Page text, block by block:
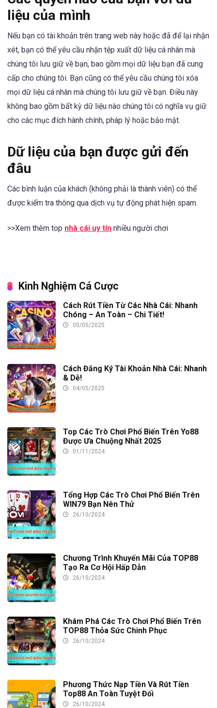
liệu của mình
Nếu bạn có tài khoản trên trang web này hoặc đã để lại nhận
xét, bạn có thể yêu cầu nhận tệp xuất dữ liệu cá nhân mà
chúng tôi lưu giữ về bạn, bao gồm mọi dữ liệu bạn đã cung
cấp cho chúng tôi. Bạn cũng có thể yêu cầu chúng tôi xóa
mọi dữ liệu cá nhân mà chúng tôi lưu giữ về bạn. Điều này
không bao gồm bất kỳ dữ liệu nào chúng tôi có nghĩa vụ giữ
cho các mục đích hành chính, pháp lý hoặc bảo mật.
Dữ liệu của bạn được gửi đến
đâu
Các bình luận của khách (không phải là thành viên) có thể
được kiểm tra thông qua dịch vụ tự động phát hiện spam.
>>Xem thêm top nhà cái uy tín nhiều người chơi
Kinh Nghiệm Cá Cược
Cách Rút Tiền Từ Các Nhà Cái: Nhanh
Chóng – An Toàn – Chi Tiết!
05/05/2025
Cách Đăng Ký Tài Khoản Nhà Cái: Nhanh
& Dễ!
04/05/2025
Top Các Trò Chơi Phổ Biến Trên Yo88
Được Ưa Chuộng Nhất 2025
01/11/2024
Tổng Hợp Các Trò Chơi Phổ Biến Trên
WIN79 Bạn Nên Thử
26/10/2024
Chương Trình Khuyến Mãi Của TOP88
Tạo Ra Cơ Hội Hấp Dẫn
26/10/2024
Khám Phá Các Trò Chơi Phổ Biến Trên
TOP88 Thỏa Sức Chinh Phục
26/10/2024
Phương Thức Nạp Tiền Và Rút Tiền
Top88 An Toàn Tuyệt Đối
26/10/2024